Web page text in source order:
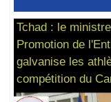
Tchad : le
Promotion de
galvanise les
compétition du